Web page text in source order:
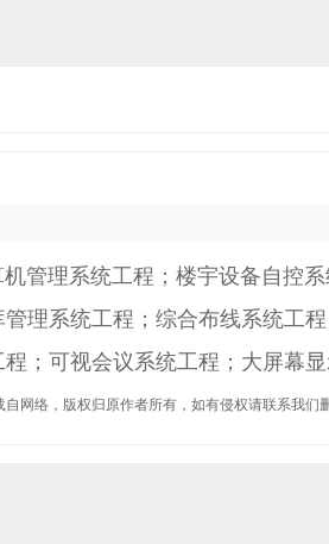
理系统工程；楼宇设备自控系
管理系统工程；综合布线系统工
程；可视会议系统工程；大屏幕
自网络，版权归原作者所有，如有侵权请联系我